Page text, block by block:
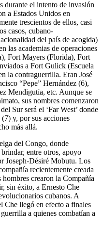
durante el intento de invasión
a Estados Unidos en
trescientos de ellos, casi
casos, cubano-
del país de acogida)
las academias de operaciones
Fort Mayers (Florida), Fort
a Fort Gulick (Escuela
la contraguerrilla. Eran José
“Pepe” Hernández (6),
Mendigutía, etc. Aunque se
sus nombres comenzaron
Sur será el ‘Far West’ donde
y, por sus acciones
más allá.
del Congo, donde
entre otros, apoyo
Joseph-Désiré Mobutu. Los
recientemente creada
crearon la Compañía
sin éxito, a Ernesto Che
cubanos. A
Che llegó en efecto a finales
a quienes combatían a